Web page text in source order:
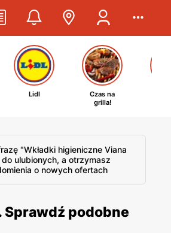
Lidl
Czas na
grilla!
"Wkładki higieniczne Viana
do ulubionych, a otrzymasz
o nowych ofertach
podobne